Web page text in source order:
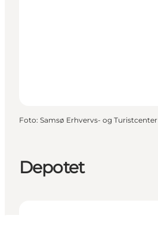
Depotet
Foto: Samsø Erhvervs- og Turistcenter